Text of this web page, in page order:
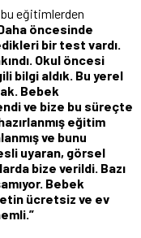
eğitimlerden
öncesinde
bir test vardı.
Okul öncesi
bilgi aldık. Bu yerel
Bebek
ve bize bu süreçte
eğitim
ve bunu
uyaran, görsel
bize verildi. Bazı
Bebek
ücretsiz ve ev